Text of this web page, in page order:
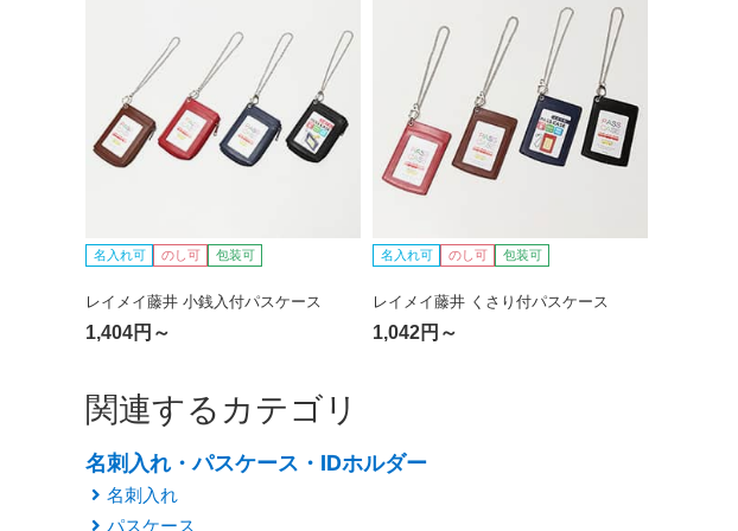
名入れ可 のし可 包装可
レイメイ藤井 小銭入付パスケース
1,404円～
名入れ可 のし可 包装可
レイメイ藤井 くさり付パスケース
1,042円～
関連するカテゴリ
名刺入れ・パスケース・IDホルダー
名刺入れ
パスケース